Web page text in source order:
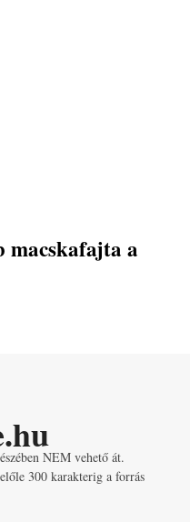
macskafajta a
NEM vehető át.
300 karakterig a forrás